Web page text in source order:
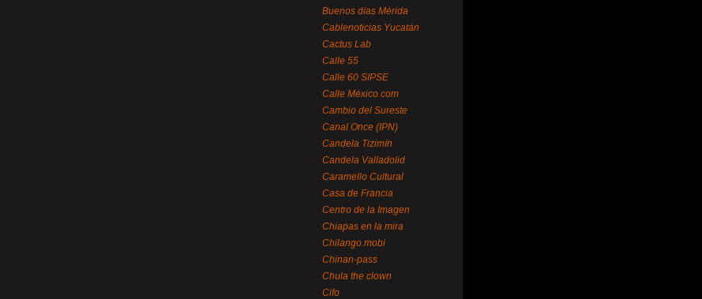
Buenos días Mérida
Cablenoticias Yucatán
Cactus Lab
Calle 55
Calle 60 SIPSE
Calle México.com
Cambio del Sureste
Canal Once (IPN)
Candela Tizimín
Candela Valladolid
Caramello Cultural
Casa de Francia
Centro de la Imagen
Chiapas en la mira
Chilango.mobi
Chinan-pass
Chula the clown
Cifo